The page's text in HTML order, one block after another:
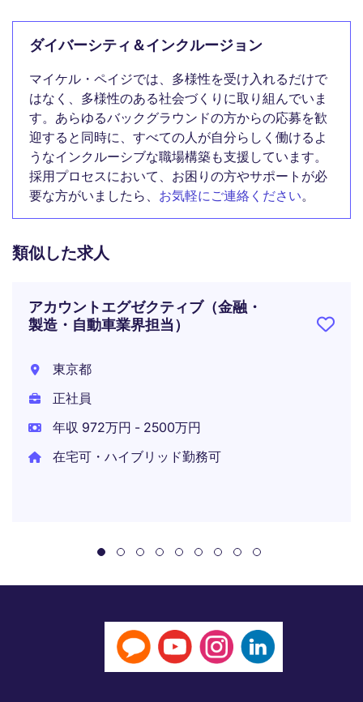
ダイバーシティ＆インクルージョン
マイケル・ペイジでは、多様性を受け入れるだけで
はなく、多様性のある社会づくりに取り組んでいま
す。あらゆるバックグラウンドの方からの応募を歓
迎すると同時に、すべての人が自分らしく働けるよ
うなインクルーシブな職場構築も支援しています。
採用プロセスにおいて、お困りの方やサポートが必
要な方がいましたら、 お気軽にご連絡ください。
類似した求人
アカウントエグゼクティブ（金融・
製造・自動車業界担当）
東京都
正社員
年収 972万円 - 2500万円
在宅可・ハイブリッド勤務可